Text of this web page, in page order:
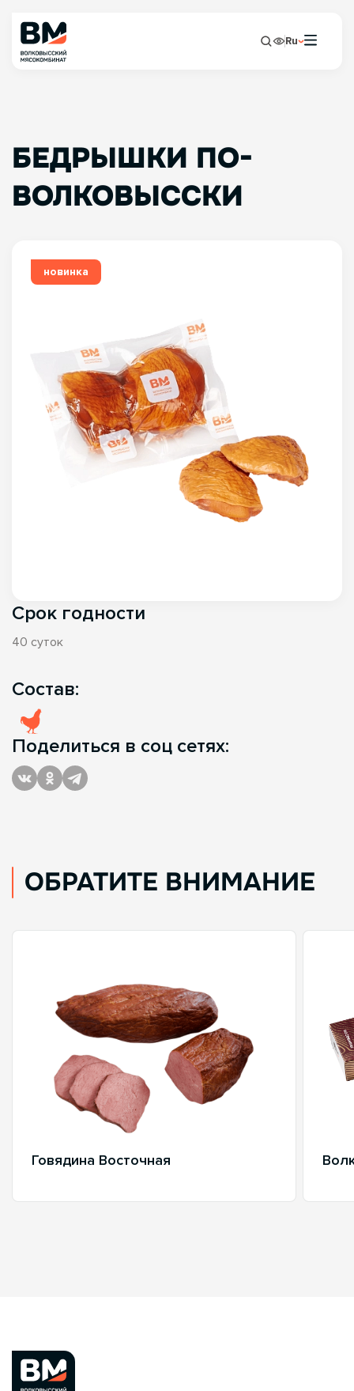
Ru
БЕДРЫШКИ ПО-
ВОЛКОВЫССКИ
новинка
Состав:
Срок годности
40 суток
Поделиться в соц сетях:
ОБРАТИТЕ ВНИМАНИЕ
Говядина Восточная